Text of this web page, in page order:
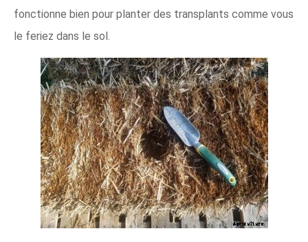
fonctionne bien pour planter des transplants comme vous
le feriez dans le sol.